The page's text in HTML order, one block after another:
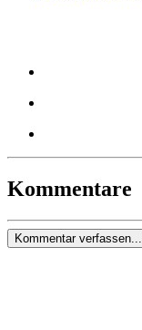
Kommentare
Kommentar verfassen...